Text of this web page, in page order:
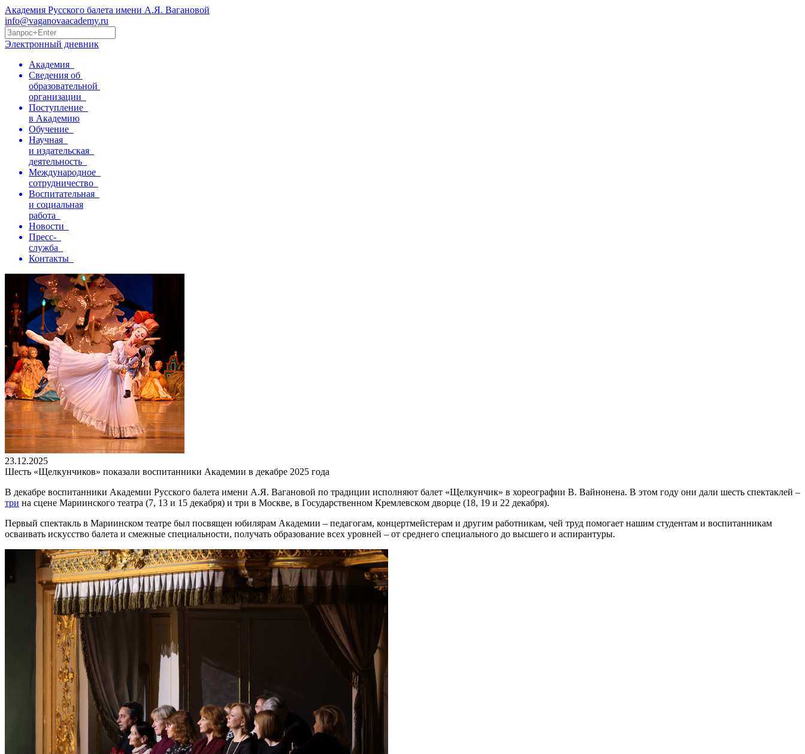
Академия Русского балета имени А.Я. Вагановой
info@vaganovaacademy.ru
Электронный дневник
Академия
Сведения об
образовательной
организации
Поступление
в Академию
Обучение
Научная
и издательская
деятельность
Международное
сотрудничество
Воспитательная
и социальная
работа
Новости
Пресс-
служба
Контакты
23.12.2025
Шесть «Щелкунчиков» показали воспитанники Академии в декабре 2025 года
В декабре воспитанники Академии Русского балета имени А.Я. Вагановой по традиции исполняют балет «Щелкунчик» в хореографии В. Вайнонена. В этом году они дали шесть спектаклей –
три на сцене Мариинского театра (7, 13 и 15 декабря) и три в Москве, в Государственном Кремлевском дворце (18, 19 и 22 декабря).
Первый спектакль в Мариинском театре был посвящен юбилярам Академии – педагогам, концертмейстерам и другим работникам, чей труд помогает нашим студентам и воспитанникам
осваивать искусство балета и смежные специальности, получать образование всех уровней – от среднего специального до высшего и аспирантуры.